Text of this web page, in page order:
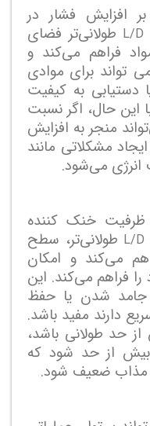
بر افزایش فشار در
L/D طولانی‌تر فضای
فراهم می‌کند و
تواند برای موادی
دستیابی به کیفیت
این حال، اگر نسبت
منجر به افزایش
مشکلاتی مانند
می‌شود.
ظرفیت خنک کننده
L/D طولانی‌تر، سطح
می‌کند و امکان
را فراهم می‌کند. این
جامد شدن یا حفظ
دارند مفید باشد.
حد طولانی باشد،
از حد شود که
مذاب ضعیف شود.